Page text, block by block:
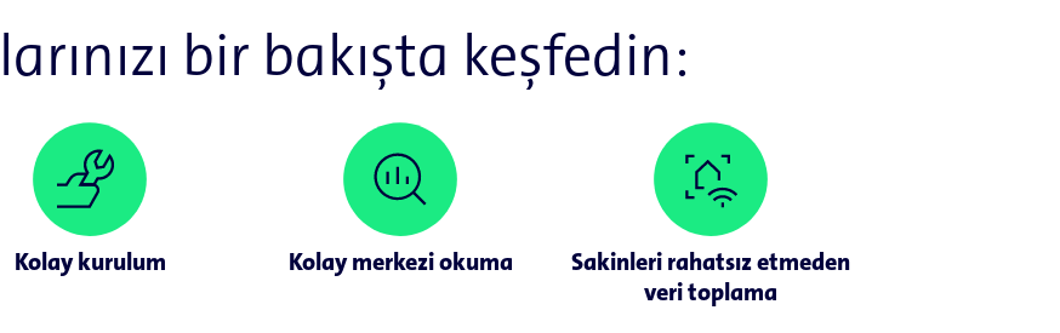
bir bakışta keşfedin:
Kolay kurulum Kolay merkezi okuma
Sakinleri rahatsız etmeden
veri toplama